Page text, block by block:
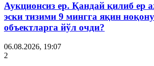
Аукционсиз ер. Қандай қилиб ер
эски тизими 9 мингга яқин
объектларга йўл очди?
06.08.2026, 19:07
2